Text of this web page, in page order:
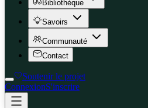
Bibliothèque
Savoirs
Communauté
Contact
Soutenir le projet
ConnexionS'inscrire